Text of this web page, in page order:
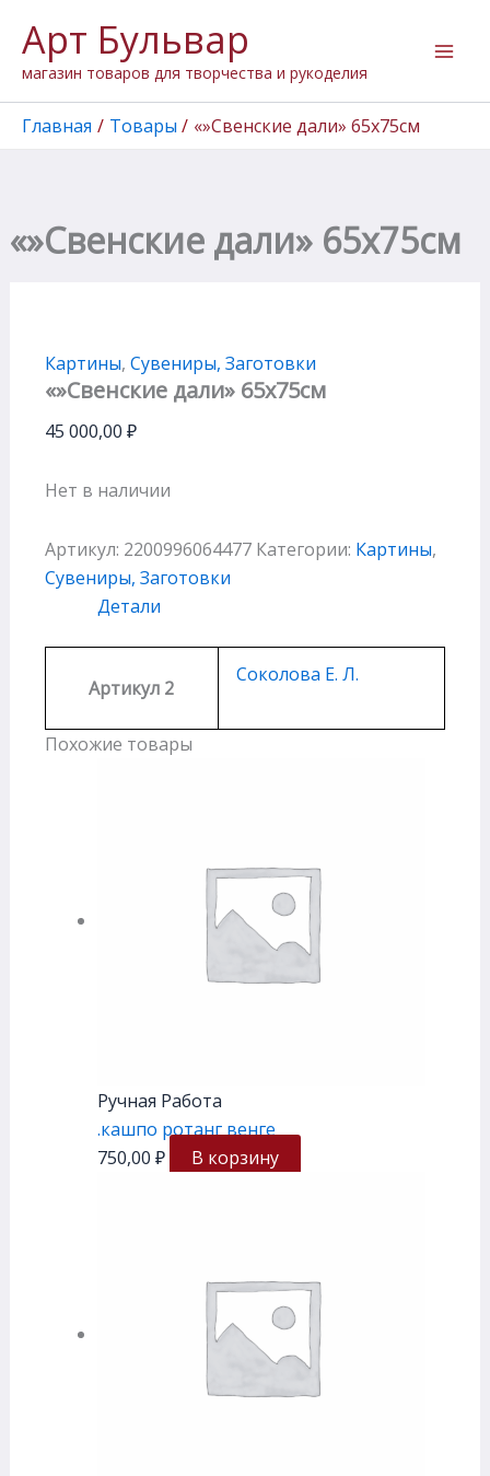
содержимому
Арт Бульвар
магазин товаров для творчества и рукоделия
Главная Товары «»Свенские дали» 65х75см
«»Свенские дали» 65х75см
Картины, Сувениры, Заготовки
«»Свенские дали» 65х75см
45 000,00 ₽
Нет в наличии
Артикул: 2200996064477 Категории: Картины,
Сувениры, Заготовки
Детали
Артикул 2
Соколова Е. Л.
Похожие товары
Ручная Работа
.кашпо ротанг венге
750,00 ₽ В корзину